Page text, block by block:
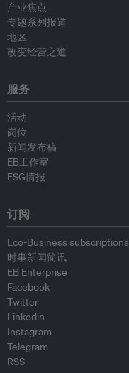
产业焦点
专题系列报道
地区
改变经营之道
服务
活动
岗位
新闻发布稿
EB工作室
ESG情报
订阅
Eco-Business subscriptions
时事新闻简讯
EB Enterprise
Facebook
Twitter
Linkedin
Instagram
Telegram
RSS